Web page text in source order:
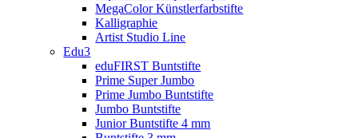
MegaColor Künstlerfarbstifte
Kalligraphie
Artist Studio Line
Edu3
eduFIRST Buntstifte
Prime Super Jumbo
Prime Jumbo Buntstifte
Jumbo Buntstifte
Junior Buntstifte 4 mm